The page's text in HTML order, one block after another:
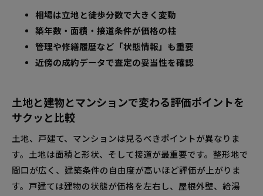
立石の地価動向・相続・空き家手続き＆売却期
間の目安をわかりやすく解説
相場は立地と徒歩分数で大きく変動
築年数・面積・接道条件が価格の柱
管理や修繕履歴など「状態情報」も重要
近傍の成約データで査定の妥当性を確認
土地と建物とマンションで変わる評価ポイントを
サクッと比較
土地、戸建て、マンションは見るべきポイントが異なりま
す。土地は面積と形状、そして接道が最重要です。整形地で
間口が広く、建築条件の自由度が高いほど評価が上がりま
す。戸建ては建物の状態が価格を左右し、屋根外壁、給湯